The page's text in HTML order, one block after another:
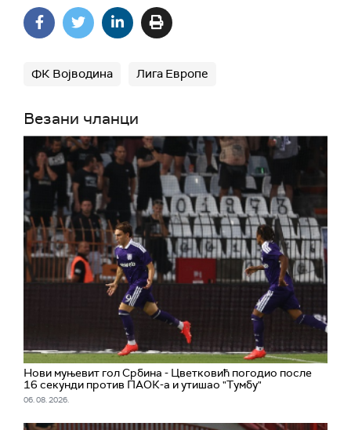
ФК Војводина Лига Европе
Везани чланци
Нови муњевит гол Србина - Цветковић погодио после
16 секунди против ПАОК-а и утишао "Тумбу"
06. 08. 2026.